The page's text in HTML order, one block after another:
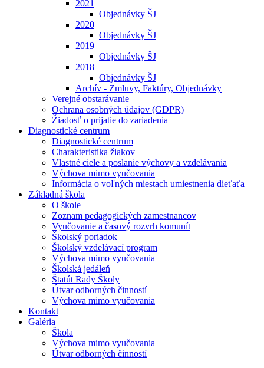
2021
Objednávky ŠJ
2020
Objednávky ŠJ
2019
Objednávky ŠJ
2018
Objednávky ŠJ
Archív - Zmluvy, Faktúry, Objednávky
Verejné obstarávanie
Ochrana osobných údajov (GDPR)
Žiadosť o prijatie do zariadenia
Diagnostické centrum
Diagnostické centrum
Charakteristika žiakov
Vlastné ciele a poslanie výchovy a vzdelávania
Výchova mimo vyučovania
Informácia o voľných miestach umiestnenia dieťaťa
Základná škola
O škole
Zoznam pedagogických zamestnancov
Vyučovanie a časový rozvrh komunít
Školský poriadok
Školský vzdelávací program
Výchova mimo vyučovania
Školská jedáleň
Štatút Rady Školy
Útvar odborných činností
Výchova mimo vyučovania
Kontakt
Galéria
Škola
Výchova mimo vyučovania
Útvar odborných činností